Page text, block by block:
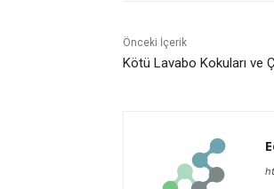
Önceki İçerik
Kötü Lavabo Kokuları ve